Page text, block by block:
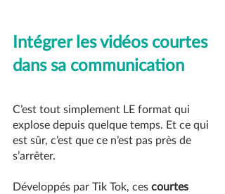
Intégrer les vidéos courtes
dans sa communication
C’est tout simplement LE format qui
explose depuis quelque temps. Et ce qui
est sûr, c’est que ce n’est pas près de
s’arrêter.
Développés par Tik Tok, ces courtes